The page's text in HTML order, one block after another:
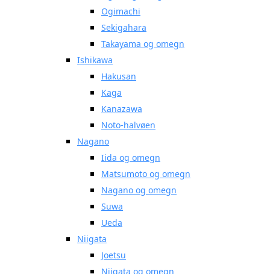
Ogimachi
Sekigahara
Takayama og omegn
Ishikawa
Hakusan
Kaga
Kanazawa
Noto-halvøen
Nagano
Iida og omegn
Matsumoto og omegn
Nagano og omegn
Suwa
Ueda
Niigata
Joetsu
Niigata og omegn